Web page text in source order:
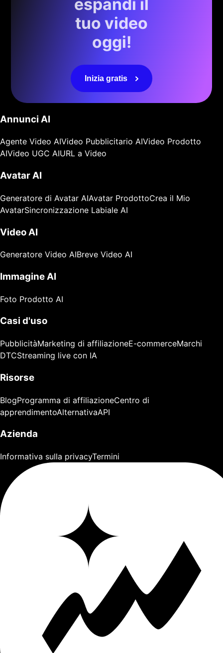
espandi il
tuo video
oggi!
Inizia gratis
Annunci AI
Agente Video AIVideo Pubblicitario AIVideo Prodotto
AIVideo UGC AIURL a Video
Avatar AI
Generatore di Avatar AIAvatar ProdottoCrea il Mio
AvatarSincronizzazione Labiale AI
Video AI
Generatore Video AIBreve Video AI
Immagine AI
Foto Prodotto AI
Casi d'uso
PubblicitàMarketing di affiliazioneE-commerceMarchi
DTCStreaming live con IA
Risorse
BlogProgramma di affiliazioneCentro di
apprendimentoAlternativaAPI
Azienda
Informativa sulla privacyTermini